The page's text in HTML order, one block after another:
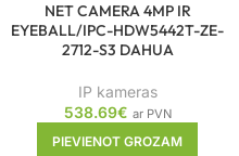
NET CAMERA 4MP IR
EYEBALL/IPC-HDW5442T-ZE-
2712-S3 DAHUA
IP kameras
538.69€ ar PVN
PIEVIENOT GROZAM